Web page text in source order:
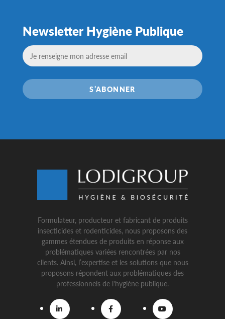
Newsletter Hygiène Publique
S’ABONNER
Formulateur, producteur et fabricant de produits
insecticides et rodenticides, nous proposons des
gammes étendues de produits en réponse aux
problématiques variées rencontrées par nos
clients. Ainsi, l’expertise et les solutions que nous
proposons répondent aux problématiques des
professionnels de l'hygiène publique.